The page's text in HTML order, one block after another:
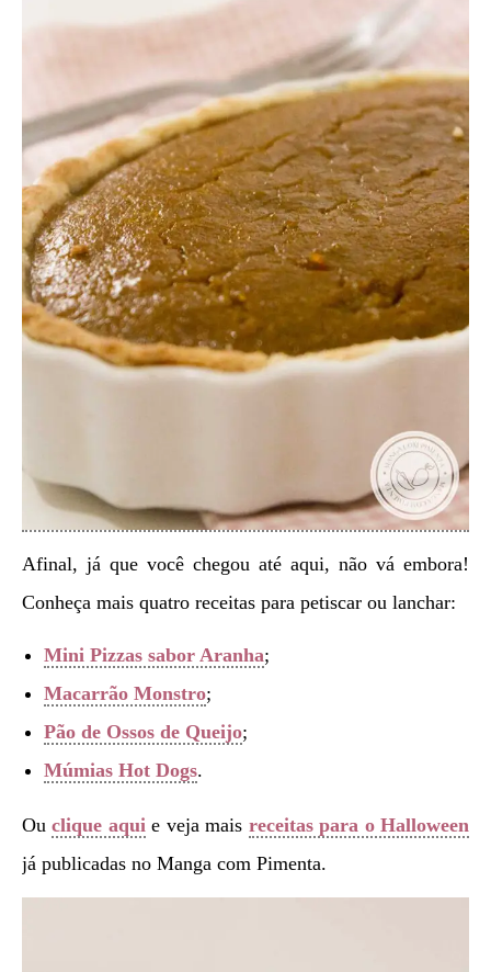
Afinal, já que você chegou até aqui, não vá embora!
Conheça mais quatro receitas para petiscar ou lanchar:
Mini Pizzas sabor Aranha;
Macarrão Monstro;
Pão de Ossos de Queijo;
Múmias Hot Dogs.
Ouclique aqui e veja mais receitas para o Halloween
já publicadas no Manga com Pimenta.